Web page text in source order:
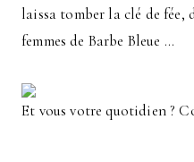
laissa tomber la clé de fée,
femmes de Barbe Bleue …
Et vous votre quotidien ?